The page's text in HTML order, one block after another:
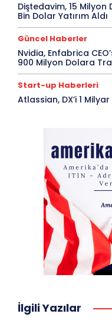
Diştedavim, 15
Bin Dolar Yatırım Aldı
Güncel Haberler
Nvidia, Enfabrica
900 Milyon Dolara
Start-up Haberleri
Atlassian, DX’i 1
İlgili Yazılar